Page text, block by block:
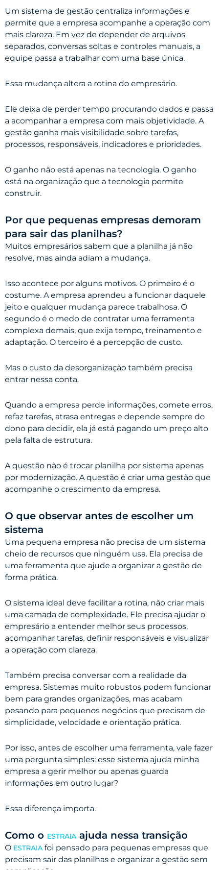
Um sistema de gestão centraliza informações e
permite que a empresa acompanhe a operação com
mais clareza. Em vez de depender de arquivos
separados, conversas soltas e controles manuais, a
equipe passa a trabalhar com uma base única.
Essa mudança altera a rotina do empresário.
Ele deixa de perder tempo procurando dados e passa
a acompanhar a empresa com mais objetividade. A
gestão ganha mais visibilidade sobre tarefas,
processos, responsáveis, indicadores e prioridades.
O ganho não está apenas na tecnologia. O ganho
está na organização que a tecnologia permite
construir.
Por que pequenas empresas demoram
para sair das planilhas?
Muitos empresários sabem que a planilha já não
resolve, mas ainda adiam a mudança.
Isso acontece por alguns motivos. O primeiro é o
costume. A empresa aprendeu a funcionar daquele
jeito e qualquer mudança parece trabalhosa. O
segundo é o medo de contratar uma ferramenta
complexa demais, que exija tempo, treinamento e
adaptação. O terceiro é a percepção de custo.
Mas o custo da desorganização também precisa
entrar nessa conta.
Quando a empresa perde informações, comete erros,
refaz tarefas, atrasa entregas e depende sempre do
dono para decidir, ela já está pagando um preço alto
pela falta de estrutura.
A questão não é trocar planilha por sistema apenas
por modernização. A questão é criar uma gestão que
acompanhe o crescimento da empresa.
O que observar antes de escolher um
sistema
Uma pequena empresa não precisa de um sistema
cheio de recursos que ninguém usa. Ela precisa de
uma ferramenta que ajude a organizar a gestão de
forma prática.
O sistema ideal deve facilitar a rotina, não criar mais
uma camada de complexidade. Ele precisa ajudar o
empresário a entender melhor seus processos,
acompanhar tarefas, definir responsáveis e visualizar
a operação com clareza.
Também precisa conversar com a realidade da
empresa. Sistemas muito robustos podem funcionar
bem para grandes organizações, mas acabam
pesando para pequenos negócios que precisam de
simplicidade, velocidade e orientação prática.
Por isso, antes de escolher uma ferramenta, vale fazer
uma pergunta simples: esse sistema ajuda minha
empresa a gerir melhor ou apenas guarda
informações em outro lugar?
Essa diferença importa.
Como o ESTRAIA ajuda nessa transição
O ESTRAIA foi pensado para pequenas empresas que
precisam sair das planilhas e organizar a gestão sem